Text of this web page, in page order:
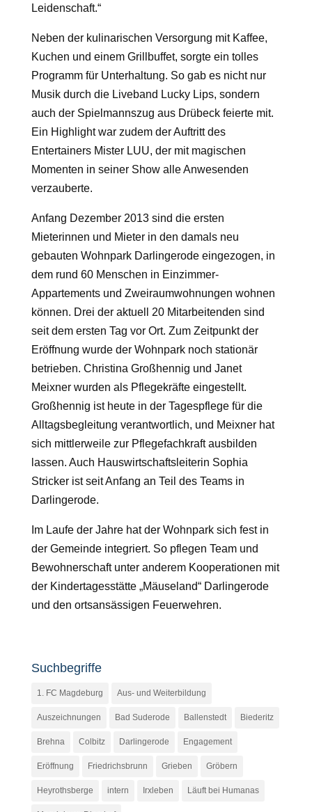
Leidenschaft.“
Neben der kulinarischen Versorgung mit Kaffee,
Kuchen und einem Grillbuffet, sorgte ein tolles
Programm für Unterhaltung. So gab es nicht nur
Musik durch die Liveband Lucky Lips, sondern
auch der Spielmannszug aus Drübeck feierte mit.
Ein Highlight war zudem der Auftritt des
Entertainers Mister LUU, der mit magischen
Momenten in seiner Show alle Anwesenden
verzauberte.
Anfang Dezember 2013 sind die ersten
Mieterinnen und Mieter in den damals neu
gebauten Wohnpark Darlingerode eingezogen, in
dem rund 60 Menschen in Einzimmer-
Appartements und Zweiraumwohnungen wohnen
können. Drei der aktuell 20 Mitarbeitenden sind
seit dem ersten Tag vor Ort. Zum Zeitpunkt der
Eröffnung wurde der Wohnpark noch stationär
betrieben. Christina Großhennig und Janet
Meixner wurden als Pflegekräfte eingestellt.
Großhennig ist heute in der Tagespflege für die
Alltagsbegleitung verantwortlich, und Meixner hat
sich mittlerweile zur Pflegefachkraft ausbilden
lassen. Auch Hauswirtschaftsleiterin Sophia
Stricker ist seit Anfang an Teil des Teams in
Darlingerode.
Im Laufe der Jahre hat der Wohnpark sich fest in
der Gemeinde integriert. So pflegen Team und
Bewohnerschaft unter anderem Kooperationen mit
der Kindertagesstätte „Mäuseland“ Darlingerode
und den ortsansässigen Feuerwehren.
Suchbegriffe
1. FC Magdeburg Aus- und Weiterbildung
Auszeichnungen Bad Suderode Ballenstedt Biederitz
Brehna Colbitz Darlingerode Engagement
Eröffnung Friedrichsbrunn Grieben Gröbern
Heyrothsberge intern Irxleben Läuft bei Humanas